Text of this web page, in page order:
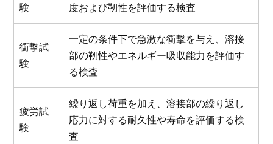
験
度および靭性を評価する検査
衝撃試
験
一定の条件下で急激な衝撃を与え、溶接
部の靭性やエネルギー吸収能力を評価す
る検査
疲労試
験
繰り返し荷重を加え、溶接部の繰り返し
応力に対する耐久性や寿命を評価する検
査